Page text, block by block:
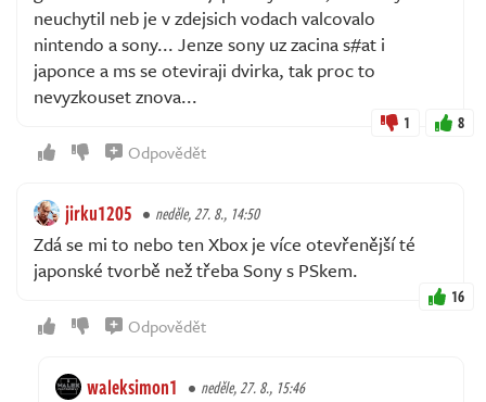
neuchytil neb je v zdejsich vodach valcovalo
nintendo a sony... Jenze sony uz zacina s#at i
japonce a ms se oteviraji dvirka, tak proc to
nevyzkouset znova...
1 8
Odpovědět
jirku1205 neděle, 27. 8., 14:50
Zdá se mi to nebo ten Xbox je více otevřenější té
japonské tvorbě než třeba Sony s PSkem.
16
Odpovědět
waleksimon1 neděle, 27. 8., 15:46